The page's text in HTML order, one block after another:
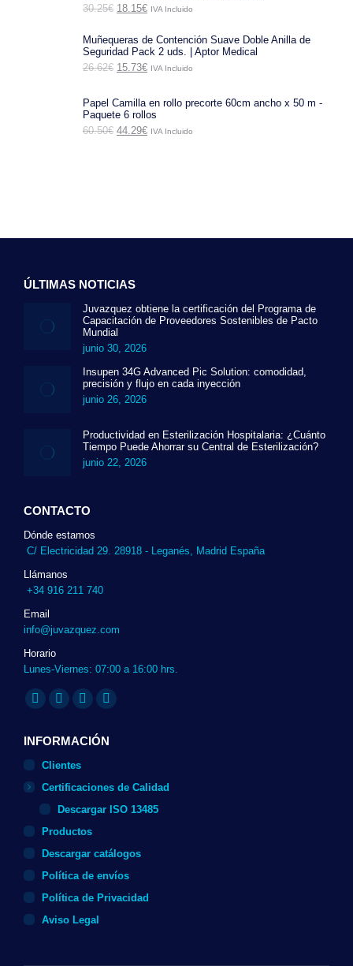
30.25€ El
era:
30.25€.
18.15€El
es:
18.15€.
IVA Incluido
Muñequeras de Contención Suave Doble Anilla de
Seguridad Pack 2 uds. | Aptor Medical
26.62€ El
era:
26.62€.
15.73€El
es:
15.73€.
IVA Incluido
Papel Camilla en rollo precorte 60cm ancho x 50 m -
Paquete 6 rollos
60.50€ El
44.29€ElIVA Incluido
ÚLTIMAS NOTICIAS
Juvazquez obtiene la certificación del Programa de
Capacitación de Proveedores Sostenibles de Pacto
Mundial
junio 30, 2026
Insupen 34G Advanced Pic Solution: comodidad,
precisión y flujo en cada inyección
junio 26, 2026
Productividad en Esterilización Hospitalaria: ¿Cuánto
Tiempo Puede Ahorrar su Central de Esterilización?
junio 22, 2026
CONTACTO
Dónde estamos
C/ Electricidad 29. 28918 - Leganés, Madrid España
Llámanos
+34 916 211 740
Email
info@juvazquez.com
Horario
Lunes-Viernes: 07:00 a 16:00 hrs.
Encuéntranos en:
Twitter
opens
in
new
window
Linkedin
opens
in
new
window
Instagram
opens
new
window
Whatsapp
opens
new
window
INFORMACIÓN
Clientes
Certificaciones de Calidad
Descargar ISO 13485
Productos
Descargar catálogos
Política de envíos
Política de Privacidad
Aviso Legal